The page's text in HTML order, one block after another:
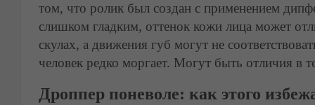
том, что ролик был создан с применением
слишком гладким, оттенок кожи лица может
скулах, а движения губ могут не
человек редко моргает. Могут быть отличия в
Дроппер поневоле: как этого